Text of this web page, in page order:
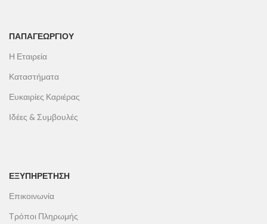
ΠΑΠΑΓΕΩΡΓΊΟΥ
Η Εταιρεία
Καταστήματα
Ευκαιρίες Καριέρας
Ιδέες & Συμβουλές
ΕΞΥΠΗΡΕΤΗΣΗ
Επικοινωνία
Τρόποι Πληρωμής